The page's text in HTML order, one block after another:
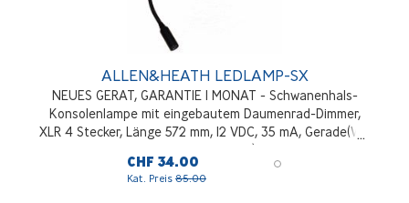
ALLEN&HEATH LEDLAMP-SX
NEUES GERAT, GARANTIE 1 MONAT - Schwanenhals-
Konsolenlampe mit eingebautem Daumenrad-Dimmer,
XLR 4 Stecker, Länge 572 mm, 12 VDC, 35 mA, Gerade(WZ
CHF 34.00
Kat. Preis 85.00